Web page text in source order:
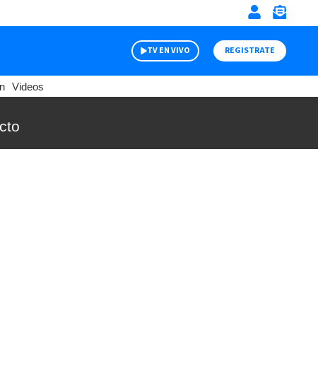
TV EN VIVO REGISTRATE
Videos